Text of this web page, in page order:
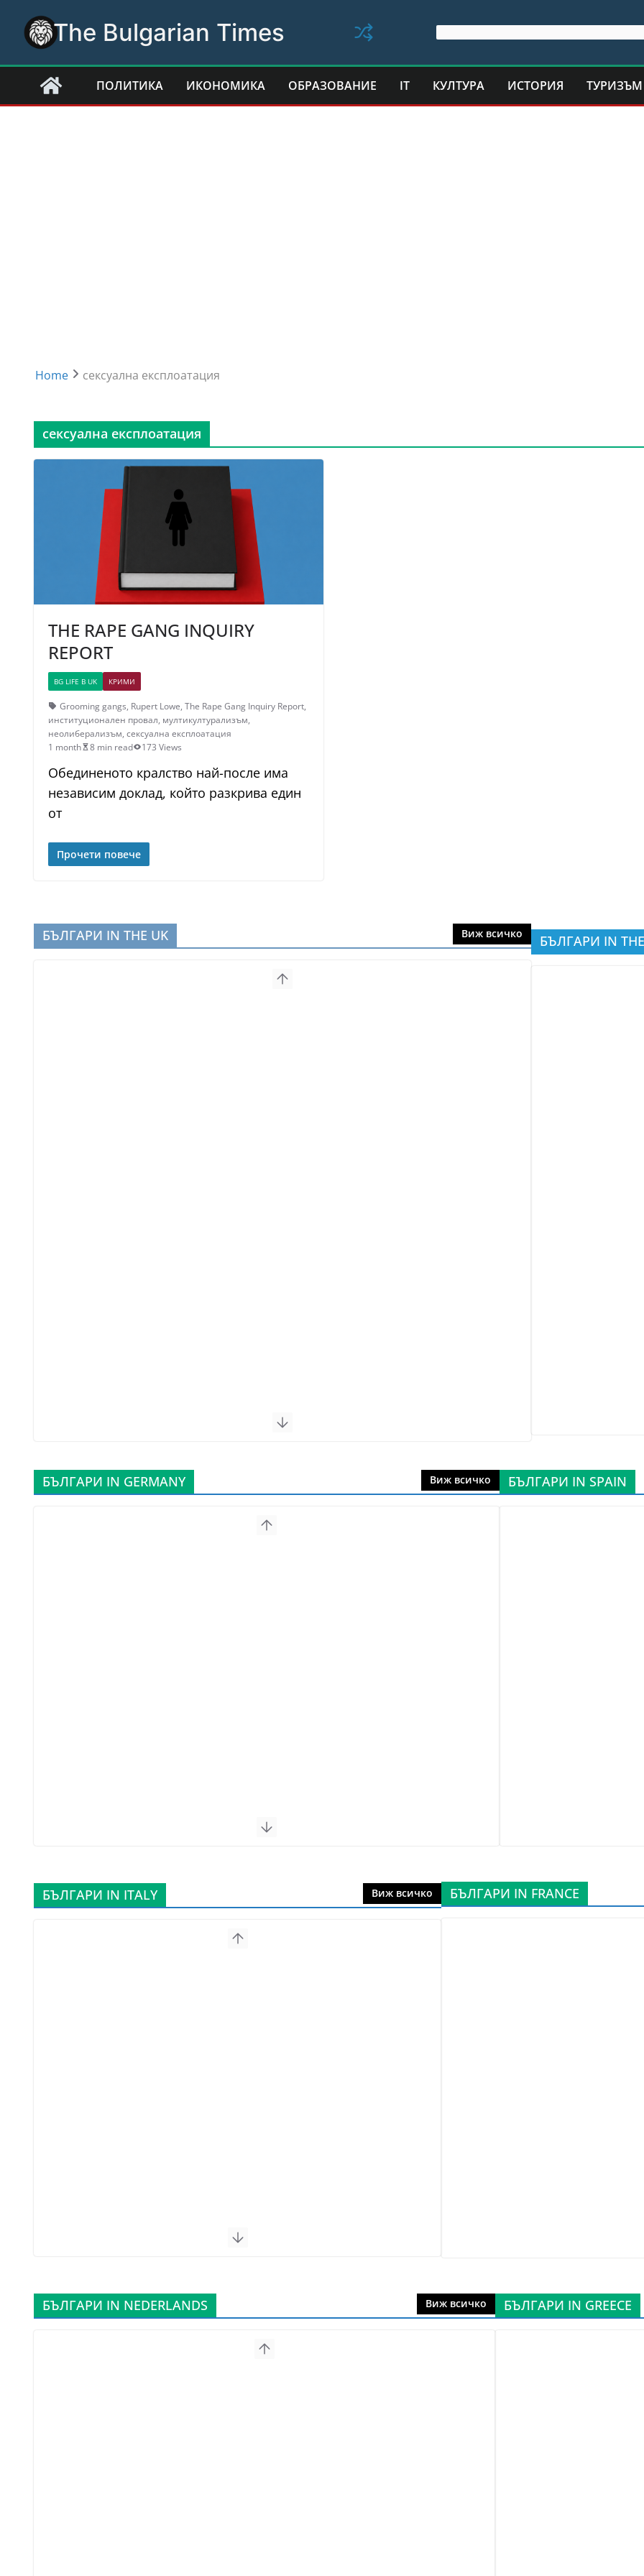
content
The Bulgarian Times
ПОЛИТИКА ИКОНОМИКА ОБРАЗОВАНИЕ IT КУЛТУРА ИСТОРИЯ ТУРИЗЪМ
Home сексуална експлоатация
сексуална експлоатация
THE RAPE GANG INQUIRY
REPORT
BG LIFE В UK КРИМИ
Grooming gangs, Rupert Lowe, The Rape Gang Inquiry Report,
институционален провал, мултикултурализъм,
неолиберализъм, сексуална експлоатация
1 month
8 min read 173 Views
Обединеното кралство най-после има
независим доклад, който разкрива един
от
Прочети повече
БЪЛГАРИ IN THE UK Виж всичко БЪЛГАРИ IN
БЪЛГАРИ IN GERMANY Виж всичко БЪЛГАРИ IN SPAIN
БЪЛГАРИ IN ITALY Виж всичко БЪЛГАРИ IN FRANCE
БЪЛГАРИ IN NEDERLANDS Виж всичко БЪЛГАРИ IN GREECE